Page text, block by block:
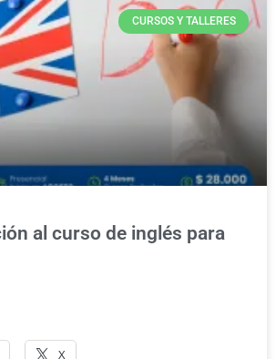
CURSOS Y TALLERES
al curso de inglés para
X